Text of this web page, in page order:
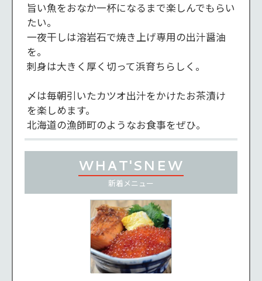
旨い魚をおなか一杯になるまで楽しんでもらい
たい。
一夜干しは溶岩石で焼き上げ専用の出汁醤油
を。
刺身は大きく厚く切って浜育ちらしく。
〆は毎朝引いたカツオ出汁をかけたお茶漬け
を楽しめます。
北海道の漁師町のようなお食事をぜひ。
WHAT'SNEW
新着メニュー